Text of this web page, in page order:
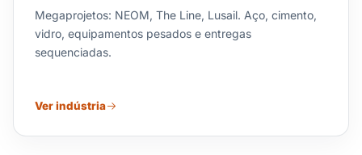
Megaprojetos: NEOM, The Line, Lusail. Aço, cimento,
vidro, equipamentos pesados e entregas
sequenciadas.
Ver indústria